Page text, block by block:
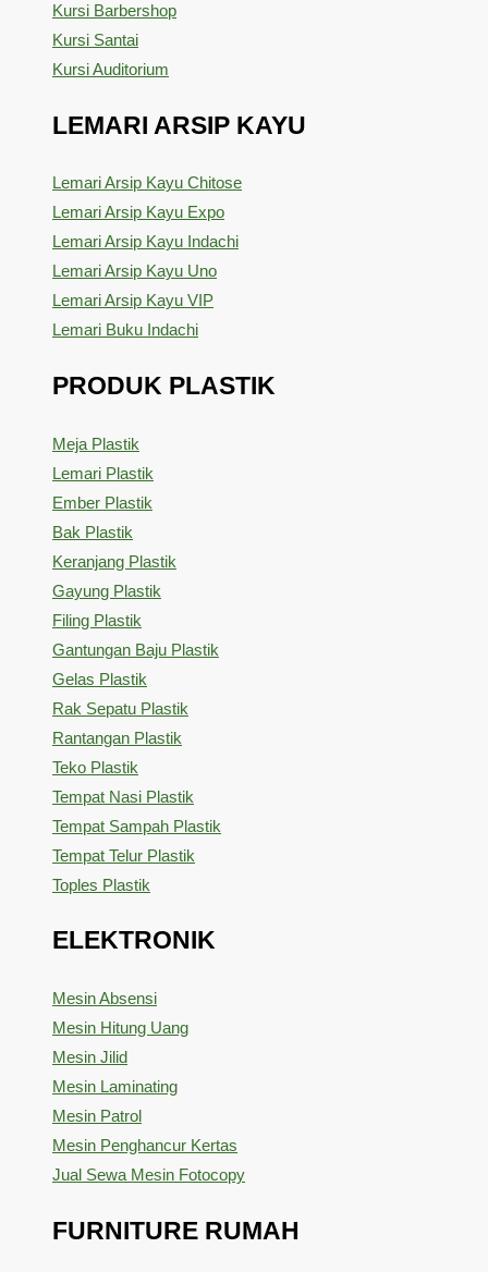
Kursi Barbershop
Kursi Santai
Kursi Auditorium
LEMARI ARSIP KAYU
Lemari Arsip Kayu Chitose
Lemari Arsip Kayu Expo
Lemari Arsip Kayu Indachi
Lemari Arsip Kayu Uno
Lemari Arsip Kayu VIP
Lemari Buku Indachi
PRODUK PLASTIK
Meja Plastik
Lemari Plastik
Ember Plastik
Bak Plastik
Keranjang Plastik
Gayung Plastik
Filing Plastik
Gantungan Baju Plastik
Gelas Plastik
Rak Sepatu Plastik
Rantangan Plastik
Teko Plastik
Tempat Nasi Plastik
Tempat Sampah Plastik
Tempat Telur Plastik
Toples Plastik
ELEKTRONIK
Mesin Absensi
Mesin Hitung Uang
Mesin Jilid
Mesin Laminating
Mesin Patrol
Mesin Penghancur Kertas
Jual Sewa Mesin Fotocopy
FURNITURE RUMAH